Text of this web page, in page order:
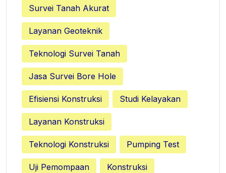
Survei Tanah Akurat
Layanan Geoteknik
Teknologi Survei Tanah
Jasa Survei Bore Hole
Efisiensi Konstruksi Studi Kelayakan
Layanan Konstruksi
Teknologi Konstruksi Pumping Test
Uji Pemompaan Konstruksi